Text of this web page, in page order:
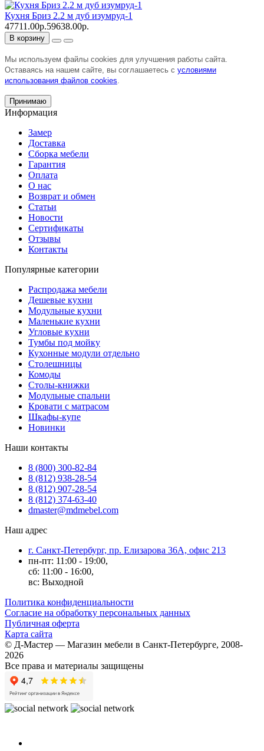
Кухня Бриз 2.2 м дуб изумруд-1
47711.00р.59638.00р.
В корзину
Мы используем файлы cookies для улучшения работы сайта.
Оставаясь на нашем сайте, вы соглашаетесь с условиями
использования файлов cookies
Принимаю
Информация
Замер
Доставка
Сборка мебели
Гарантия
Оплата
О нас
Возврат и обмен
Статьи
Новости
Сертификаты
Отзывы
Контакты
Популярные категории
Распродажа мебели
Дешевые кухни
Модульные кухни
Маленькие кухни
Угловые кухни
Тумбы под мойку
Кухонные модули отдельно
Столешницы
Комоды
Столы-книжки
Модульные спальни
Кровати с матрасом
Шкафы-купе
Новинки
Наши контакты
8 (800) 300-82-84
8 (812) 938-28-54
8 (812) 907-28-54
8 (812) 374-63-40
dmaster@mdmebel.com
Наш адрес
г. Санкт-Петербург, пр. Елизарова 36А, офис 213
пн-пт: 11:00 - 19:00,
сб: 11:00 - 16:00,
вс: Выходной
Политика конфиденциальности
Согласие на обработку персональных данных
Публичная оферта
Карта сайта
© Д-Мастер — Магазин мебели в Санкт-Петербурге, 2008-
2026
Все права и материалы защищены